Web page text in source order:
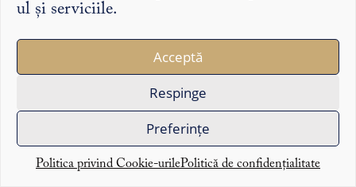
ul și serviciile.
Acceptă
Respinge
Preferințe
Politica privind Cookie-urilePolitică de confidențialitate